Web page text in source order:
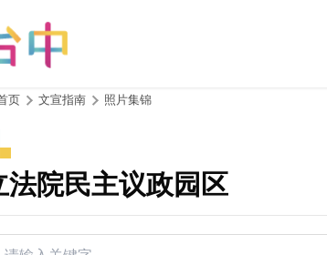
页 文宣指南 照片集锦
法院民主议政园区